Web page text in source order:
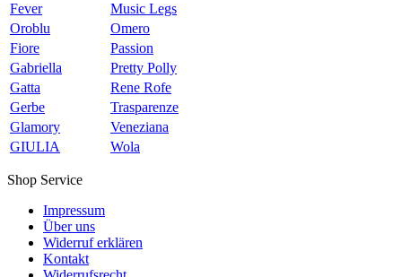
Fever
Music Legs
Oroblu
Omero
Fiore
Passion
Gabriella
Pretty Polly
Gatta
Rene Rofe
Gerbe
Trasparenze
Glamory
Veneziana
GIULIA
Wola
Shop Service
Impressum
Über uns
Widerruf erklären
Kontakt